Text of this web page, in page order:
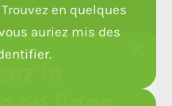
Trouvez en quelques
auriez mis des